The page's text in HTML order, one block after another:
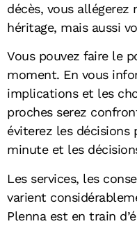
décès, vous
héritage, mais aussi
Vous pouvez faire le
moment. En vous
implications et les
proches serez
éviterez les décisions
minute et les
Les services, les
varient
Plenna est en train